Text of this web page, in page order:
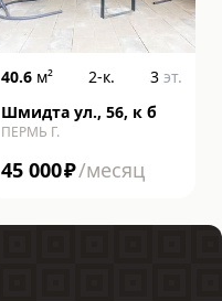
40.6 м² 2-к. 3 эт.
Шмидта ул., 56, к б
ПЕРМЬ Г.
45 000₽/месяц